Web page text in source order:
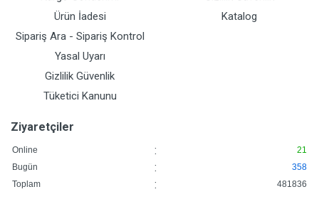
Ürün İadesi
Sipariş Ara - Sipariş Kontrol
Yasal Uyarı
Gizlilik Güvenlik
Tüketici Kanunu
Katalog
Ziyaretçiler
Online :
21
Bugün
:
358
Toplam
: 481836